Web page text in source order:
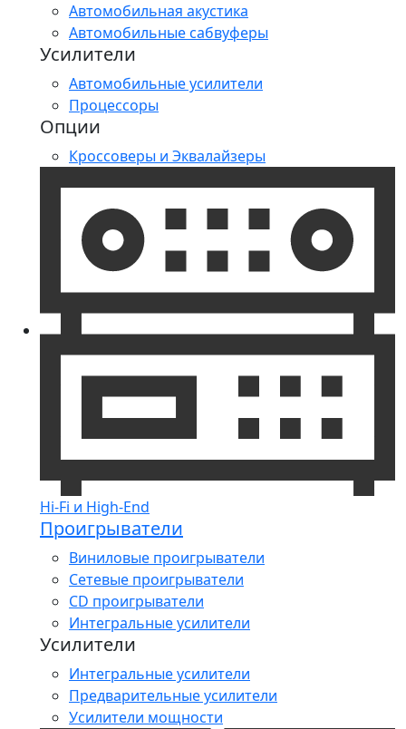
Автомобильная акустика
Автомобильные сабвуферы
Усилители
Автомобильные усилители
Процессоры
Опции
Кроссоверы и Эквалайзеры
Hi-Fi и High-End
Проигрыватели
Виниловые проигрыватели
Сетевые проигрыватели
CD проигрыватели
Интегральные усилители
Усилители
Интегральные усилители
Предварительные усилители
Усилители мощности